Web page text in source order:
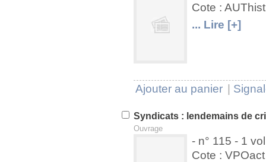
U
V
Cote :
... Lire [+]
Ajouter au panier |
Syndicats : lendemains de
Ouvrage
- n° 115 - 1
Cote :